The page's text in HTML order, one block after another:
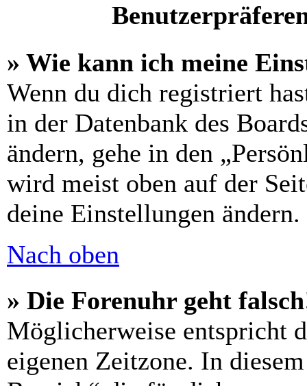
» Wie kann ich meine
Wenn du dich registriert
in der Datenbank des
ändern, gehe in den
wird meist oben auf der
deine Einstellungen ändern.
Nach oben
» Die Forenuhr geht
Möglicherweise entspricht
eigenen Zeitzone. In